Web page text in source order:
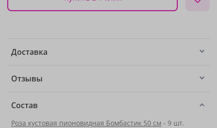
Доставка
Отзывы
Состав
Роза кустовая пионовидная Бомбастик 50 см - 9 шт.